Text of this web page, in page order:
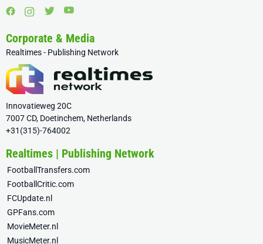
Corporate & Media
Realtimes - Publishing Network
Innovatieweg 20C
7007 CD, Doetinchem, Netherlands
+31(315)-764002
Realtimes | Publishing Network
FootballTransfers.com
FootballCritic.com
FCUpdate.nl
GPFans.com
MovieMeter.nl
MusicMeter.nl